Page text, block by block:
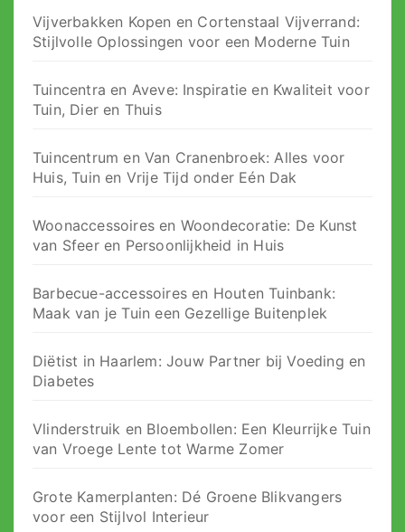
Vijverbakken Kopen en Cortenstaal Vijverrand:
Stijlvolle Oplossingen voor een Moderne Tuin
Tuincentra en Aveve: Inspiratie en Kwaliteit voor
Tuin, Dier en Thuis
Tuincentrum en Van Cranenbroek: Alles voor
Huis, Tuin en Vrije Tijd onder Eén Dak
Woonaccessoires en Woondecoratie: De Kunst
van Sfeer en Persoonlijkheid in Huis
Barbecue-accessoires en Houten Tuinbank:
Maak van je Tuin een Gezellige Buitenplek
Diëtist in Haarlem: Jouw Partner bij Voeding en
Diabetes
Vlinderstruik en Bloembollen: Een Kleurrijke Tuin
van Vroege Lente tot Warme Zomer
Grote Kamerplanten: Dé Groene Blikvangers
voor een Stijlvol Interieur